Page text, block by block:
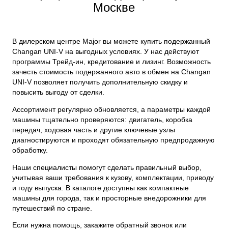
Москве
В дилерском центре Major вы можете купить подержанный
Changan UNI-V на выгодных условиях. У нас действуют
программы Трейд-ин, кредитование и лизинг. Возможность
зачесть стоимость подержанного авто в обмен на Changan
UNI-V позволяет получить дополнительную скидку и
повысить выгоду от сделки.
Ассортимент регулярно обновляется, а параметры каждой
машины тщательно проверяются: двигатель, коробка
передач, ходовая часть и другие ключевые узлы
диагностируются и проходят обязательную предпродажную
обработку.
Наши специалисты помогут сделать правильный выбор,
учитывая ваши требования к кузову, комплектации, приводу
и году выпуска. В каталоге доступны как компактные
машины для города, так и просторные внедорожники для
путешествий по стране.
Если нужна помощь, закажите обратный звонок или